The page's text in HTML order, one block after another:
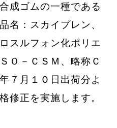
成ゴムの一種である
名：スカイプレン、
スルフォン化ポリエ
Ｏ－ＣＳＭ、略称Ｃ
７月１０日出荷分よ
修正を実施します。